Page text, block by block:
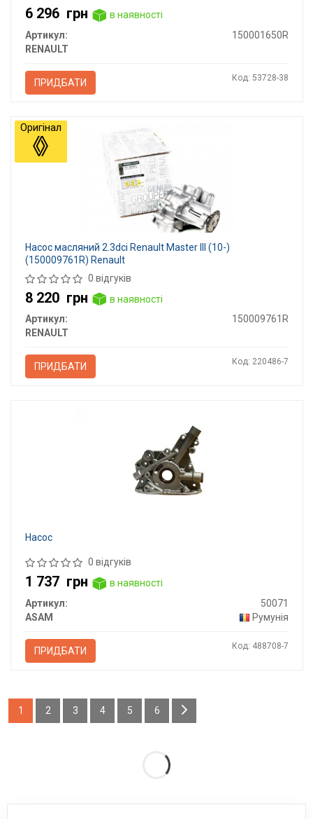
6 296 грн
в наявності
Артикул:
150001650R
RENAULT
ПРИДБАТИ Код: 53728-38
Насос масляний 2.3dci Renault Master III (10-)
(150009761R) Renault
0 відгуків
8 220 грн
в наявності
Артикул:
150009761R
RENAULT
ПРИДБАТИ Код: 220486-7
Оригінал
Насос
0 відгуків
1 737 грн
в наявності
Артикул:
50071
ASAM
Румунія
ПРИДБАТИ Код: 488708-7
1 2 3 4 5 6